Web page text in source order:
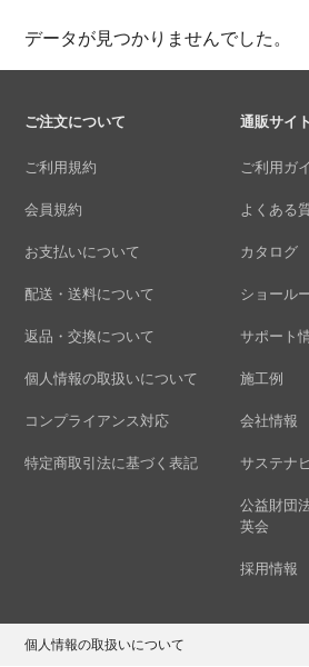
データが見つかりませんでした。
ご注文について
ご利用規約
会員規約
お支払いについて
配送・送料について
返品・交換について
個人情報の取扱いについて
コンプライアンス対応
特定商取引法に基づく表記
通販サイ
ご利用ガ
よくある
カタログ
ショール
サポート
施工例
会社情報
サステナ
公益財団
英会
採用情報
個人情報の取扱いについて